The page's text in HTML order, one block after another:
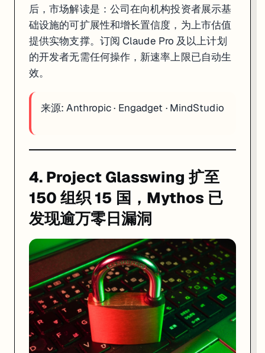
后，市场解读是：公司在向机构投资者展示基
础设施的可扩展性和增长置信度，为上市估值
提供实物支撑。订阅 Claude Pro 及以上计划
的开发者无需任何操作，新速率上限已自动生
效。
来源:Anthropic· Engadget · MindStudio
4. Project Glasswing 扩至
150 组织 15 国，Mythos 已
发现逾万零日漏洞